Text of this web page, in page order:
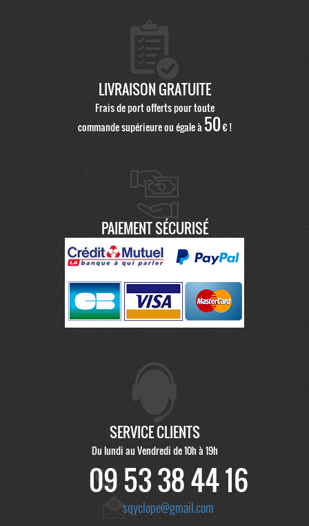
LIVRAISON GRATUITE
Frais de port offerts pour toute
commande supérieure ou égale à 50€ !
PAIEMENT SÉCURISÉ
SERVICE CLIENTS
Du lundi au Vendredi de 10h à 19h
09 53 38 44 16
sqyclope@gmail.com